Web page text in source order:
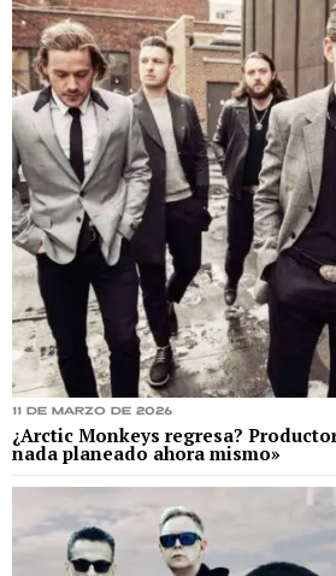
11 de marzo de 2026
¿Arctic Monkeys regresa?
nada planeado ahora mismo»